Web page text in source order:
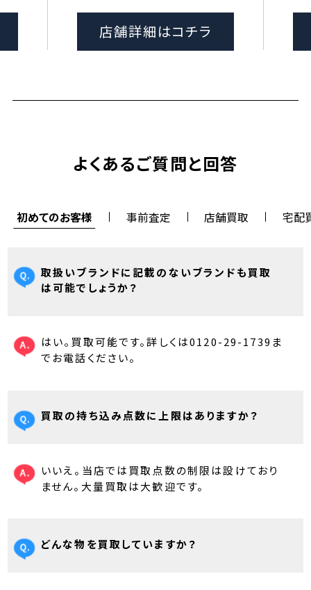
店舗詳細はコチラ
よくあるご質問と回答
初めてのお客様 事前査定 店舗買取 宅配
取扱いブランドに記載のないブランドも買取
は可能でしょうか？
はい。買取可能です。詳しくは0120-29-1739ま
でお電話ください。
買取の持ち込み点数に上限はありますか？
いいえ。当店では買取点数の制限は設けており
ません。大量買取は大歓迎です。
どんな物を買取していますか？